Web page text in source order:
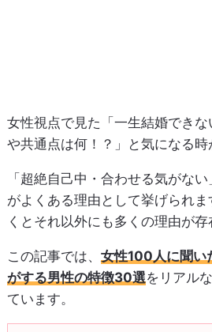
女性視点で見た「一生結婚でき
や共通点は何！？」と気になる時
「超絶自己中・合わせる気がな
がよくある理由として挙げられ
くとそれ以外にも多くの理由が存
この記事では、 女性100人に聞い
がする男性の特徴30選をリアル
ています。